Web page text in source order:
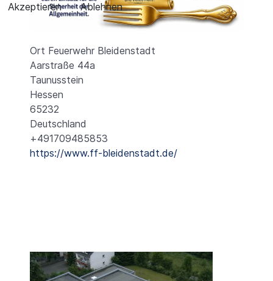
Ort Feuerwehr Bleidenstadt
Aarstraße 44a
Taunusstein
Hessen
65232
Deutschland
+491709485853
https://www.ff-bleidenstadt.de/
Akzeptieren Ablehnen